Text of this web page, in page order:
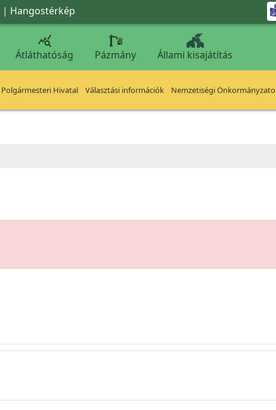
| Hangostérkép

Átláthatóság Pázmány Állami kisajátítás
Polgármesteri Hivatal Választási információk Nemzetiségi